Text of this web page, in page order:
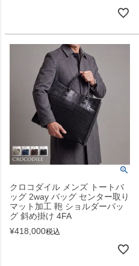
クロコダイル メンズ トートバ
ッグ 2way バッグ センター取り
マット加工 鞄 ショルダーバッ
グ 斜め掛け 4FA
¥418,000税込